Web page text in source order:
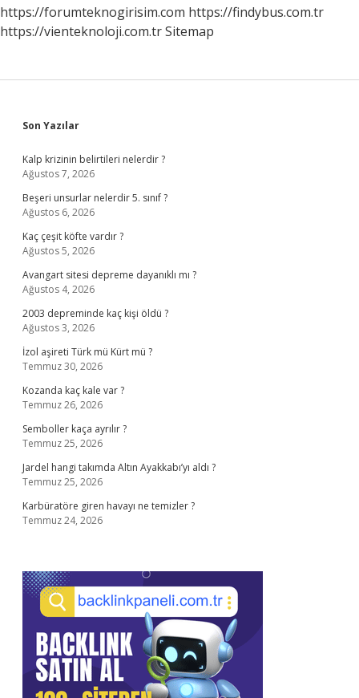
https://forumteknogirisim.com https://findybus.com.tr
https://vienteknoloji.com.trSitemap
Sidebar
Son Yazılar
Kalp krizinin belirtileri nelerdir ?
Ağustos 7, 2026
Beşeri unsurlar nelerdir 5. sınıf ?
Ağustos 6, 2026
Kaç çeşit köfte vardır ?
Ağustos 5, 2026
Avangart sitesi depreme dayanıklı mı ?
Ağustos 4, 2026
2003 depreminde kaç kişi öldü ?
Ağustos 3, 2026
İzol aşireti Türk mü Kürt mü ?
Temmuz 30, 2026
Kozanda kaç kale var ?
Temmuz 26, 2026
Semboller kaça ayrılır ?
Temmuz 25, 2026
Jardel hangi takımda Altın Ayakkabı’yı aldı ?
Temmuz 25, 2026
Karbüratöre giren havayı ne temizler ?
Temmuz 24, 2026